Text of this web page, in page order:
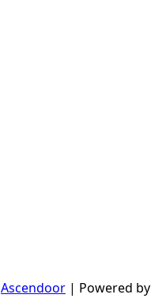
Ascendoor | Powered by